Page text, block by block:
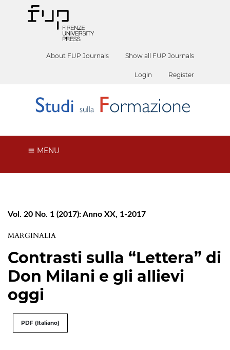
About FUP Journals Show all FUP Journals
Login Register
MENU
Vol. 20 No. 1 (2017): Anno XX, 1-2017
MARGINALIA
Contrasti sulla “Lettera” di
Don Milani e gli allievi
oggi
PDF (Italiano)